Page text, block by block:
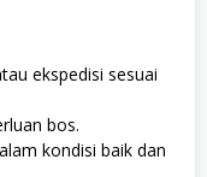
ekspedisi sesuai
bos.
kondisi baik dan